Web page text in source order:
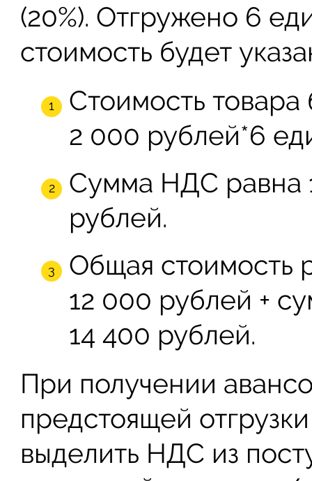
(20%). Отгружено 6
стоимость будет
Стоимость товара
2 000 рублей*6
Сумма НДС равна
рублей.
Общая стоимость
12 000 рублей +
14 400 рублей.
При получении
предстоящей
выделить НДС из